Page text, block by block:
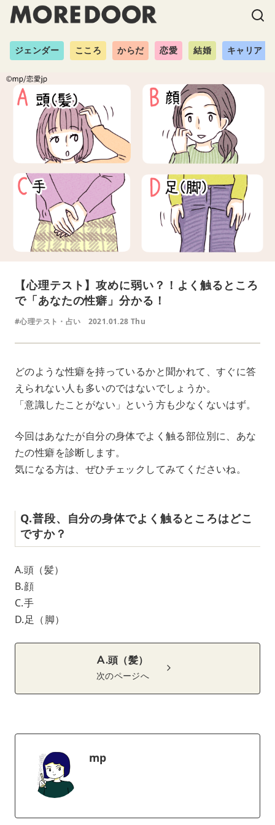
ジェンダー こころ からだ 恋愛 結婚 キャリア
【心理テスト】攻めに弱い？！よく触るところ
で「あなたの性癖」分かる！
#心理テスト・占い 2021.01.28 Thu
どのような性癖を持っているかと聞かれて、すぐに答
えられない人も多いのではないでしょうか。
「意識したことがない」という方も少なくないはず。
今回はあなたが自分の身体でよく触る部位別に、あな
たの性癖を診断します。
気になる方は、ぜひチェックしてみてくださいね。
Q.普段、自分の身体でよく触るところはどこ
ですか？
A.頭（髪）
B.顔
C.手
D.足（脚）
A.頭（髪）
次のページへ
mp